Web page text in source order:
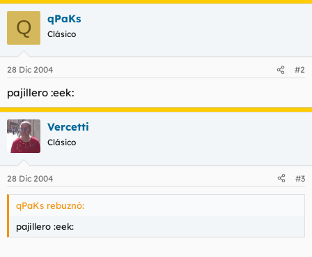
e
l
t
e
m
a
c
i
o
Q qPaKs
Clásico
28 Dic 2004 #2
pajillero :eek:
Vercetti
Clásico
28 Dic 2004 #3
qPaKs rebuznó:
pajillero :eek: